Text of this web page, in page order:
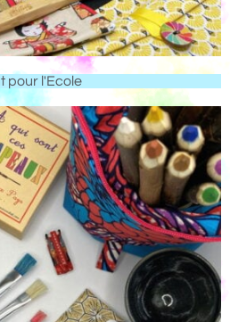
pour l'Ecole